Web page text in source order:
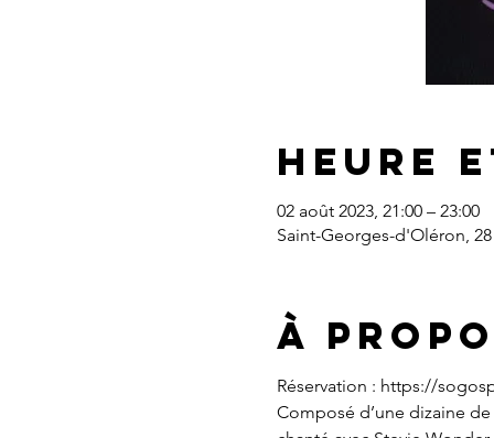
Heure
02 août 2023, 21:00 – 23:00
Saint-Georges-d'Oléron,
À
Réservation : https://
Composé d’une dizaine